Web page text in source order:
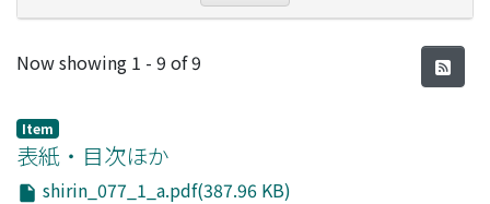
Recent Submissions
Now showing 1 - 9 of 9
Item
表紙・目次ほか
shirin_077_1_a.pdf(387.96 KB)